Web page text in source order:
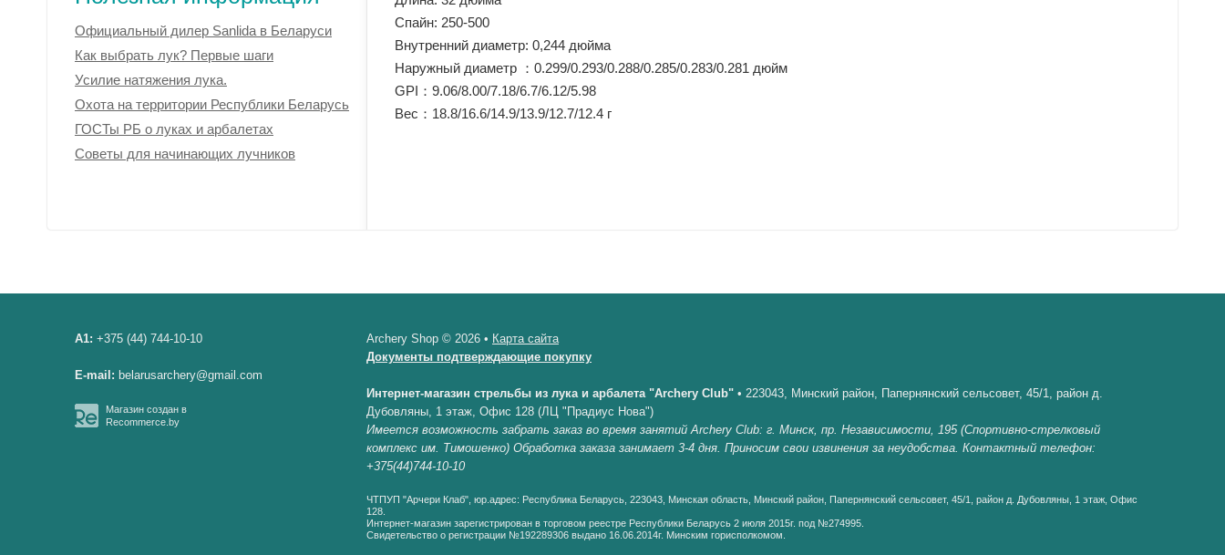
Спайн: 250-500
Внутренний диаметр: 0,244 дюйма
Наружный диаметр ：0.299/0.293/0.288/0.285/0.283/0.281 дюйм
GPI：9.06/8.00/7.18/6.7/6.12/5.98
Вес：18.8/16.6/14.9/13.9/12.7/12.4 г
Официальный дилер Sanlida в Беларуси
Как выбрать лук? Первые шаги
Усилие натяжения лука.
Охота на территории Республики Беларусь
ГОСТы РБ о луках и арбалетах
Советы для начинающих лучников
A1: +375 (44) 744-10-10
E-mail: belarusarchery@gmail.com
Магазин создан в
Recommerce.by
Archery Shop © 2026 • Карта сайта
Документы подтверждающие покупку
Интернет-магазин стрельбы из лука и арбалета "Archery Club" • 223043, Минский район, Папернянский сельсовет, 45/1, район д.
Дубовляны, 1 этаж, Офис 128 (ЛЦ "Прадиус Нова")
Имеется возможность забрать заказ во время занятий Archery Club: г. Минск, пр. Независимости, 195 (Спортивно-стрелковый
комплекс им. Тимошенко) Обработка заказа занимает 3-4 дня. Приносим свои извинения за неудобства. Контактный телефон:
+375(44)744-10-10
ЧТПУП "Арчери Клаб", юр.адрес: Республика Беларусь, 223043, Минская область, Минский район, Папернянский сельсовет, 45/1, район д. Дубовляны, 1 этаж, Офис
128.
Интернет-магазин зарегистрирован в торговом реестре Республики Беларусь 2 июля 2015г. под №274995.
Свидетельство о регистрации №192289306 выдано 16.06.2014г. Минским горисполкомом.